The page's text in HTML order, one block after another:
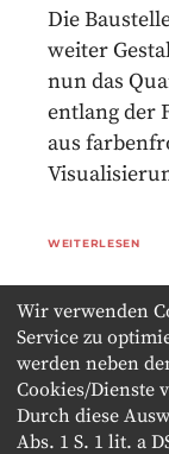
Die
weiter
nun das
entlang der
aus
WEITERLESEN
Wir verwenden
Service zu
werden neben
Cookies/Dienste
Durch diese
Abs. 1 S. 1 lit. a